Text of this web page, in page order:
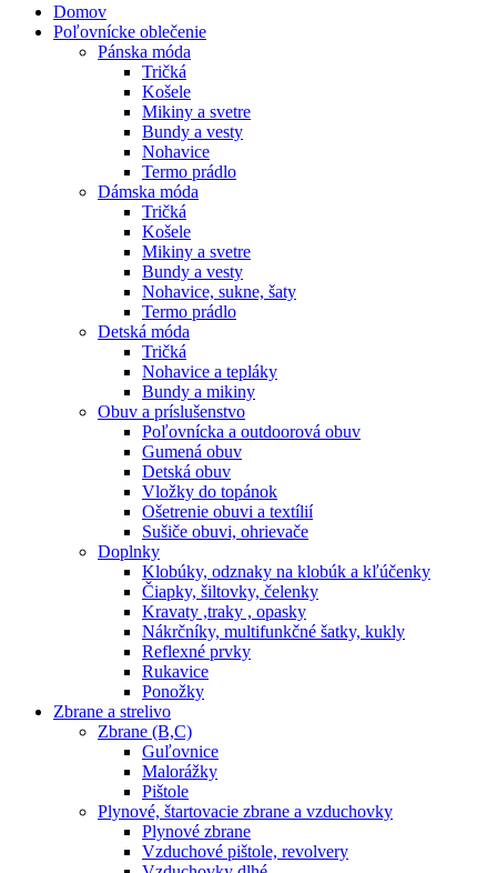
Domov
Poľovnícke oblečenie
Pánska móda
Tričká
Košele
Mikiny a svetre
Bundy a vesty
Nohavice
Termo prádlo
Dámska móda
Tričká
Košele
Mikiny a svetre
Bundy a vesty
Nohavice, sukne, šaty
Termo prádlo
Detská móda
Tričká
Nohavice a tepláky
Bundy a mikiny
Obuv a príslušenstvo
Poľovnícka a outdoorová obuv
Gumená obuv
Detská obuv
Vložky do topánok
Ošetrenie obuvi a textílií
Sušiče obuvi, ohrievače
Doplnky
Klobúky, odznaky na klobúk a kľúčenky
Čiapky, šiltovky, čelenky
Kravaty ,traky , opasky
Nákrčníky, multifunkčné šatky, kukly
Reflexné prvky
Rukavice
Ponožky
Zbrane a strelivo
Zbrane (B,C)
Guľovnice
Malorážky
Pištole
Plynové, štartovacie zbrane a vzduchovky
Plynové zbrane
Vzduchové pištole, revolvery